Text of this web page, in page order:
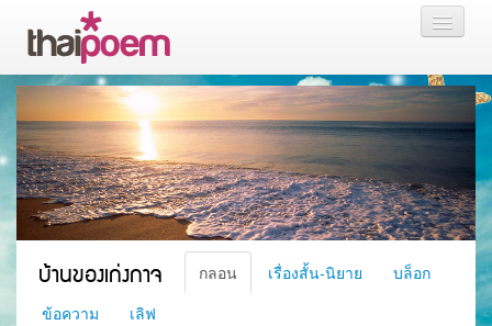
หน้าแรก
กลอน
เรื่องสั้น นิยาย
บล็อก
สมาชิก
บ้านของเก่งกาจ กลอน เรื่องสั้น-นิยาย
บล็อก
ข้อความ
เลิฟ